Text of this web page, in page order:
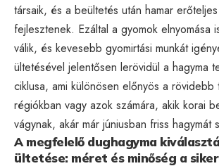
társaik, és a beültetés után hamar
fejlesztenek. Ezáltal a gyomok elnyomása
válik, és kevesebb gyomirtási munkát
ültetésével jelentősen lerövidül a hagyma
ciklusa, ami különösen előnyös a rövidebb
régiókban vagy azok számára, akik korai
vágynak, akár már júniusban friss hagymát
A megfelelő dughagyma
ültetése: méret és minőség a